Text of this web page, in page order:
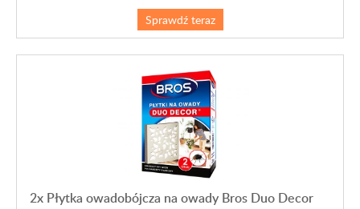
Sprawdź teraz
2x Płytka owadobójcza na owady Bros Duo Decor